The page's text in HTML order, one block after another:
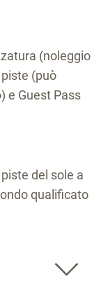
(noleggio
(può
e Guest Pass
del sole a
qualificato